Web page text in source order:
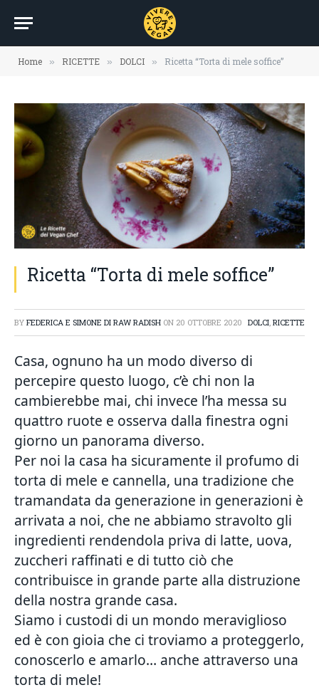
Home » RICETTE » DOLCI » Ricetta “Torta di mele soffice”
Ricetta “Torta di mele soffice”
BY FEDERICA E SIMONE DI RAW RADISH ON 20 OTTOBRE 2020 DOLCI, RICETTE
Casa, ognuno ha un modo diverso di
percepire questo luogo, c’è chi non la
cambierebbe mai, chi invece l’ha messa su
quattro ruote e osserva dalla finestra ogni
giorno un panorama diverso.
Per noi la casa ha sicuramente il profumo di
torta di mele e cannella, una tradizione che
tramandata da generazione in generazioni è
arrivata a noi, che ne abbiamo stravolto gli
ingredienti rendendola priva di latte, uova,
zuccheri raffinati e di tutto ciò che
contribuisce in grande parte alla distruzione
della nostra grande casa.
Siamo i custodi di un mondo meraviglioso
ed è con gioia che ci troviamo a proteggerlo,
conoscerlo e amarlo… anche attraverso una
torta di mele!